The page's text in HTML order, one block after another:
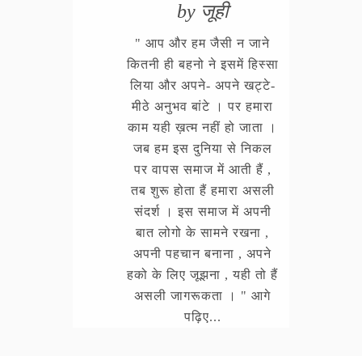
by जूही
" आप और हम जैसी न जाने
कितनी ही बहनो ने इसमें हिस्सा
लिया और अपने- अपने खट्टे-
मीठे अनुभव बांटे । पर हमारा
काम यही ख़त्म नहीं हो जाता ।
जब हम इस दुनिया से निकल
पर वापस समाज में आती हैं ,
तब शुरू होता हैं हमारा असली
संदर्श । इस समाज में अपनी
बात लोगो के सामने रखना ,
अपनी पहचान बनाना , अपने
हको के लिए जूझना , यही तो हैं
असली जागरूकता । " आगे
पढ़िए...